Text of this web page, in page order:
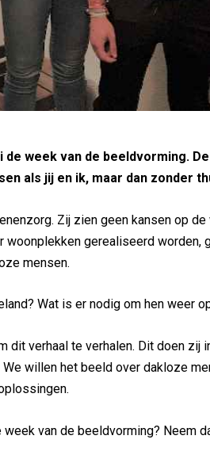
de week van de beeldvorming.
als jij en ik, maar dan zonder
Zij zien geen kansen op de
woonplekken gerealiseerd worden,
mensen.
Wat is er nodig om hen weer
dit verhaal te verhalen. Dit doen zij
willen het beeld over dakloze
van de beeldvorming? Neem